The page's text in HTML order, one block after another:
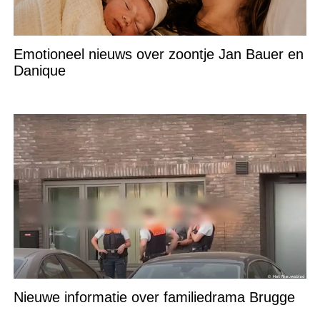
Emotioneel nieuws over zoontje Jan Bauer en
Danique
Nieuwe informatie over familiedrama Brugge